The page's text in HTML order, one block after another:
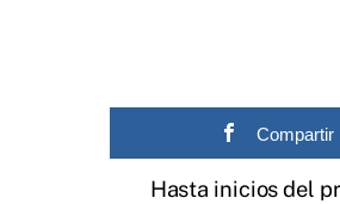
Compartir
Hasta inicios del